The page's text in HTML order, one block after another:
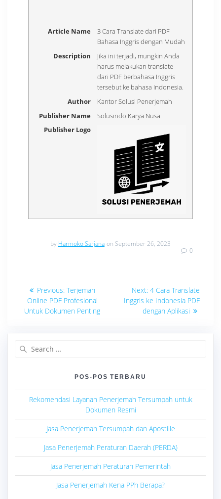
Article Name
3 Cara Translate dari PDF
Bahasa Inggris dengan Mudah
Description
Jika ini terjadi, mungkin Anda
harus melakukan translate
dari PDF berbahasa Inggris
tersebut ke bahasa Indonesia.
Author
Kantor Solusi Penerjemah
Publisher Name
Solusindo Karya Nusa
Publisher Logo
by Harmoko Sarjana on September 26, 2023
0
Navigasi
pos
Previous: Previous
post:
Terjemah
Online PDF Profesional
Untuk Dokumen Penting
Next: Next
post:
4 Cara Translate
Inggris ke Indonesia PDF
dengan Aplikasi
POS-POS TERBARU
Rekomendasi Layanan Penerjemah Tersumpah untuk
Dokumen Resmi
Jasa Penerjemah Tersumpah dan Apostille
Jasa Penerjemah Peraturan Daerah (PERDA)
Jasa Penerjemah Peraturan Pemerintah
Jasa Penerjemah Kena PPh Berapa?